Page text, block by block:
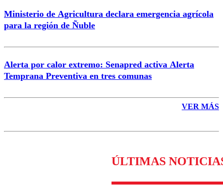
Ministerio de Agricultura declara emergencia agrícola
para la región de Ñuble
Alerta por calor extremo: Senapred activa Alerta
Temprana Preventiva en tres comunas
VER MÁS
ÚLTIMAS